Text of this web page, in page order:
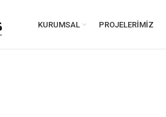
KURUMSAL PROJELERIMIZ